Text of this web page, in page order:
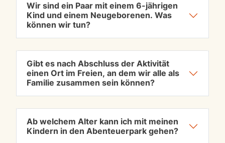
Wir sind ein Paar mit einem 6-jährigen
Kind und einem Neugeborenen. Was
können wir tun?
Gibt es nach Abschluss der Aktivität
einen Ort im Freien, an dem wir alle als
Familie zusammen sein können?
Ab welchem ​​Alter kann ich mit meinen
Kindern in den Abenteuerpark gehen?